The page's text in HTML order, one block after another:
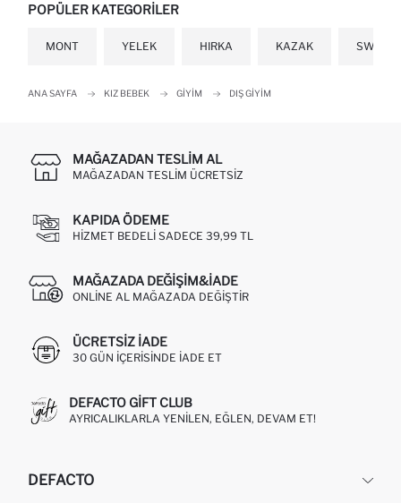
POPÜLER KATEGORILER
MONT YELEK HIRKA KAZAK
ANA SAYFA KIZ BEBEK GIYIM DIŞ GIYIM
MAĞAZADAN TESLIM AL
MAĞAZADAN TESLIM ÜCRETSIZ
KAPIDA ÖDEME
HIZMET BEDELI SADECE 39,99 TL
MAĞAZADA DEĞIŞIM&İADE
ONLINE AL MAĞAZADA DEĞIŞTIR
ÜCRETSIZ IADE
30 GÜN IÇERISINDE IADE ET
DEFACTO GIFT CLUB
AYRICALIKLARLA YENILEN, EĞLEN, DEVAM ET!
DEFACTO